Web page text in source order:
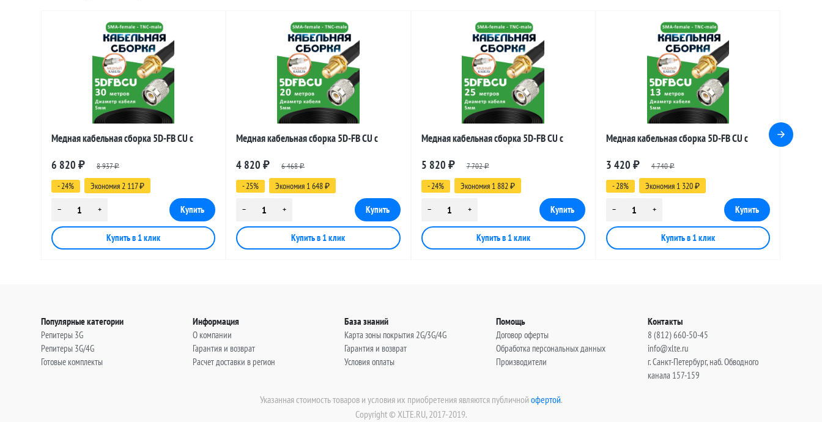
Медная кабельная сборка 5D-FB CU с
метров
6 820 ₽ 8 937₽
- 24% Экономия 2 117 ₽
Медная кабельная сборка 5D-FB CU с
метров
4 820₽ 6 468₽
- 25% Экономия 1 648₽
Медная кабельная сборка 5D-FB CU с
метров
5 820 ₽ 7 702₽
- 24% Экономия 1 882 ₽
Медная кабельная сборка 5D-FB CU с
метров
3 420 ₽ 4 740₽
- 28% Экономия 1 320 ₽
Популярные категории
Репитеры 3G
Репитеры 3G/4G
Готовые комплекты
Информация
О компании
Гарантия и возврат
Расчет доставки в регион
База знаний
Карта зоны покрытия 2G/3G/4G
Гарантия и возврат
Условия оплаты
Помощь
Договор оферты
Обработка персональных данных
Производители
Контакты
8 (812) 660-50-45
info@xlte.ru
г. Санкт-Петербург, наб. Обводного
канала 157-159
Указанная стоимость товаров и условия их приобретения являются публичной офертой.
Copyright © XLTE.RU, 2017-2019.